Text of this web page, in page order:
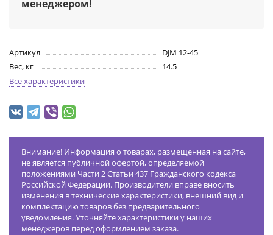
менеджером!
Артикул
DJM 12-45
Вес, кг
14.5
Все характеристики
Внимание! Информация о товарах, размещенная на сайте,
не является публичной офертой, определяемой
положениями Части 2 Статьи 437 Гражданского кодекса
Российской Федерации. Производители вправе вносить
изменения в технические характеристики, внешний вид и
комплектацию товаров без предварительного
уведомления. Уточняйте характеристики у наших
менеджеров перед оформлением заказа.